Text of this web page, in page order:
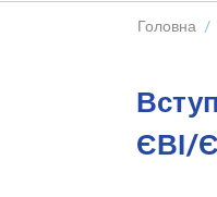
Головна /
ЄВІ/